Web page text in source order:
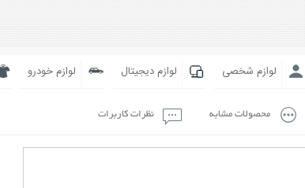
لوازم شخصی لوازم دیجیتال لوازم خودرو
محصولات مشابه نظرات کاربرات